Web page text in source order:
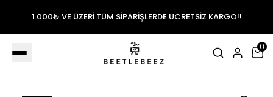
1.000₺ VE ÜZERİ TÜM SİPARİŞLERDE ÜCRETSİZ KARGO!!
0